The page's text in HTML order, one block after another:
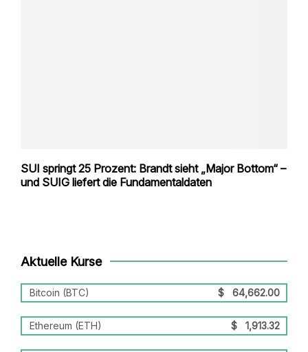
SUI springt 25 Prozent: Brandt sieht „Major Bottom“ –
und SUIG liefert die Fundamentaldaten
Aktuelle Kurse
Bitcoin (BTC) $ 64,662.00
Ethereum (ETH) $ 1,913.32